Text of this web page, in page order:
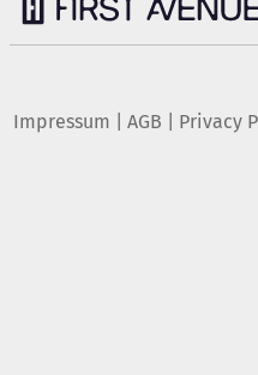
Impressum AGB Privacy